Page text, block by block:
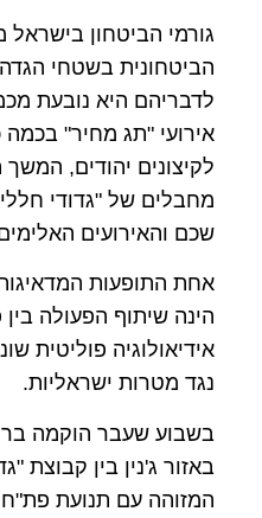
גורמי הביטחון
הביטחונית בשטחי
לדבריהם היא נובעת
אירועי "תג מחיר"
מחבלים של "גדודי
שכם והאירועים
אחת התופעות
הינה שיתוף הפעולה
אידיאולוגיה פוליטית
נגד מטרות ישראליות.
בשבוע שעבר הוקמה
באזור ג'נין בין קבוצת
המזוהה עם תנועת